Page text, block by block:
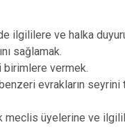
ve halka
sağlamak.
vermek.
evrakların seyrini
meclis üyelerine ve